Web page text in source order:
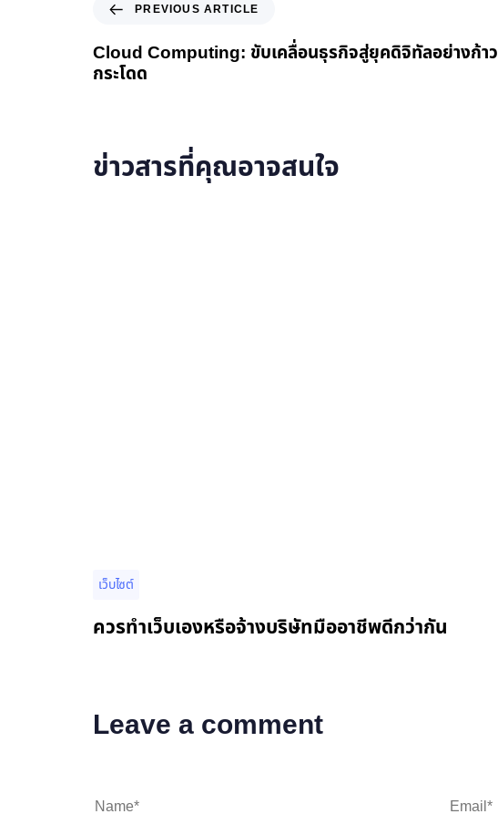
PREVIOUS ARTICLE
Cloud Computing: ขับเคลื่อนธุรกิจสู่ยุคดิจิทัลอย่างก้าว
กระโดด
ข่าวสารที่คุณอาจสนใจ
เว็บไซต์
ควรทำเว็บเองหรือจ้างบริษัทมืออาชีพดีกว่ากัน
Leave a comment